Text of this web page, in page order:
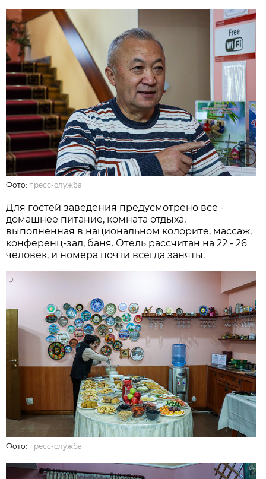
Фото: пресс-служба
Для гостей заведения предусмотрено все -
домашнее питание, комната отдыха,
выполненная в национальном колорите, массаж,
конференц-зал, баня. Отель рассчитан на 22 - 26
человек, и номера почти всегда заняты.
Фото: пресс-служба